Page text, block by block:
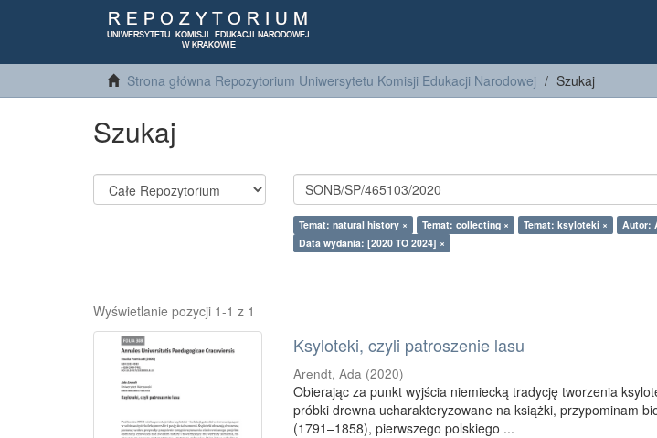
Strona główna Repozytorium Uniwersytetu Komisji Edukacji Narodowej Szukaj
Szukaj
Temat: natural history × Temat: collecting × Temat: ksyloteki ×
Autor:
Data wydania: [2020 TO 2024] ×
Wyświetlanie pozycji 1-1 z 1
Ksyloteki, czyli patroszenie lasu
Arendt, Ada (2020)
Obierając za punkt wyjścia niemiecką tradycję tworzenia
próbki drewna ucharakteryzowane na książki, przypominam
(1791–1858), pierwszego polskiego ...